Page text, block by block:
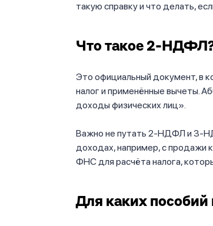
такую справку и что делать,
Что такое 2-
Это официальный документ, в
налог и применённые вычеты.
доходы физических лиц».
Важно не путать 2-НДФЛ и 3-
доходах, например, с продажи
ФНС для расчёта налога,
Для каких